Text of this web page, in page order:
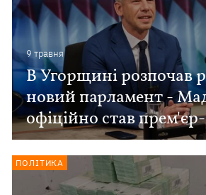
9 травня
В Угорщині розпочав
новий парламент -
офіційно став
ПОЛІТИКА